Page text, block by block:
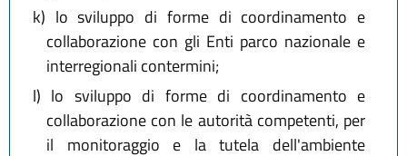
k) lo sviluppo di forme di coordinamento e
collaborazione con gli Enti parco nazionale e
interregionali contermini;
l) lo sviluppo di forme di coordinamento e
collaborazione con le autorità competenti, per
il monitoraggio e la tutela dell'ambiente